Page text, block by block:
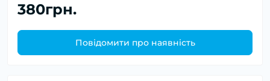
380грн.
Повідомити про наявність